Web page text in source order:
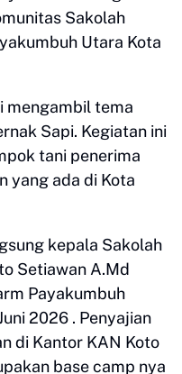
Sakolah
Utara Kota
mengambil tema
Sapi. Kegiatan ini
tani penerima
yang ada di Kota
kepala Sakolah
Setiawan A.Md
Payakumbuh
2026 . Penyajian
di Kantor KAN Koto
base camp nya